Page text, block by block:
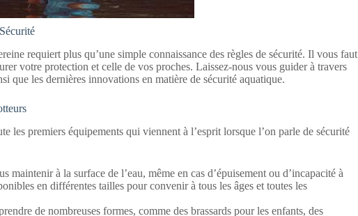
requiert plus qu’une simple connaissance des règles de sécurité. Il vous faut
votre protection et celle de vos proches. Laissez-nous vous guider à travers
que les dernières innovations en matière de sécurité aquatique.
les premiers équipements qui viennent à l’esprit lorsque l’on parle de sécurité
maintenir à la surface de l’eau, même en cas d’épuisement ou d’incapacité à
en différentes tailles pour convenir à tous les âges et toutes les
de nombreuses formes, comme des brassards pour les enfants, des